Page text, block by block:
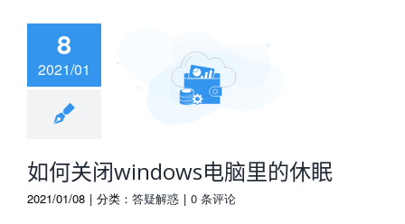
8
2021/01
windows电
如何关闭windows电脑里的休眠
2021/01/08 | 分类： 答疑解惑 | 0 条评论